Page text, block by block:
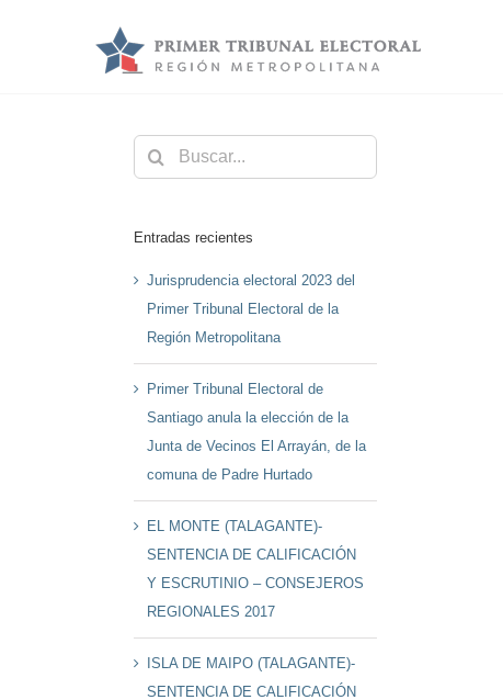
Buscar:
Entradas recientes
Jurisprudencia electoral 2023 del
Primer Tribunal Electoral de la
Región Metropolitana
Primer Tribunal Electoral de
Santiago anula la elección de la
Junta de Vecinos El Arrayán, de la
comuna de Padre Hurtado
EL MONTE (TALAGANTE)-
SENTENCIA DE CALIFICACIÓN
Y ESCRUTINIO – CONSEJEROS
REGIONALES 2017
ISLA DE MAIPO (TALAGANTE)-
SENTENCIA DE CALIFICACIÓN